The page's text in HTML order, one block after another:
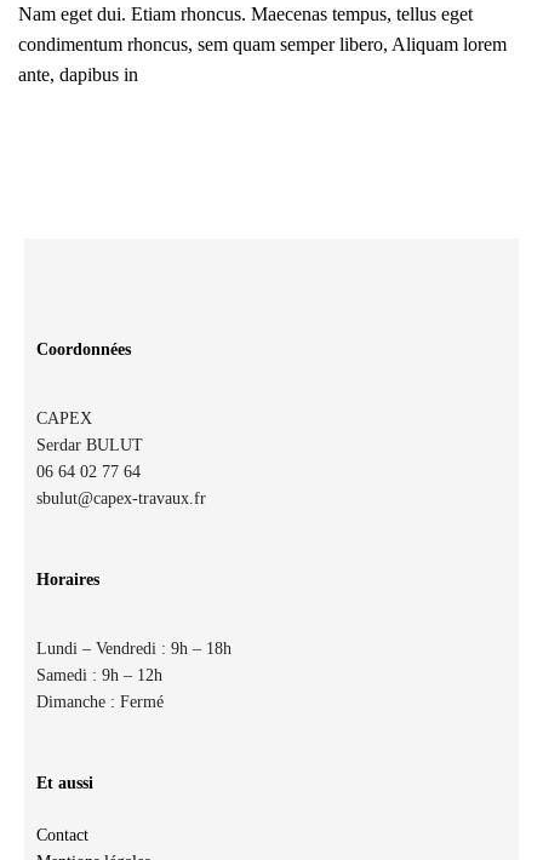
Nam eget dui. Etiam rhoncus. Maecenas tempus, tellus eget
condimentum rhoncus, sem quam semper libero, Aliquam lorem
ante, dapibus in
Coordonnées
CAPEX
Serdar BULUT
06 64 02 77 64
sbulut@capex-travaux.fr
Horaires
Lundi – Vendredi : 9h – 18h
Samedi : 9h – 12h
Dimanche : Fermé
Et aussi
Contact